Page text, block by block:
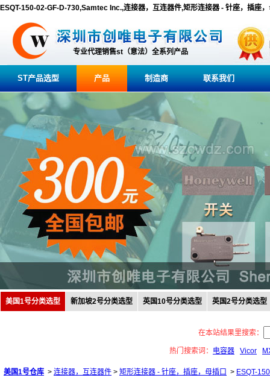
ESQT-150-02-GF-D-730,Samtec Inc.,连接器，互连器件,矩形连接器 - 针座，插座
专业代理销售st（意法）全系列产品
ST产品选型 产品 制造商 联系我们
美国1号分类选型 新加坡2号分类选型 英国10号分类选型 英国2号分类选型
在本站结果里搜索：
热门搜索词： 电容器 Vicor
美国1号仓库 > 连接器，互连器件 > 矩形连接器 - 针座，插座，母插口 > ESQT-